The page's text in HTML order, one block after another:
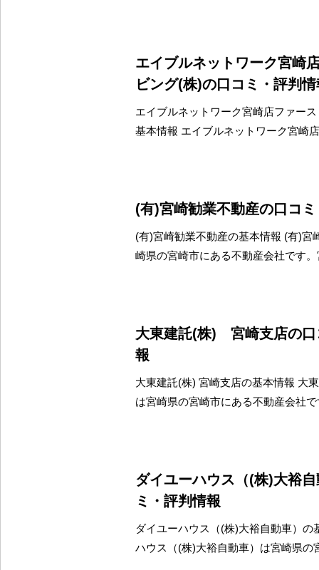
エイブルネットワーク宮崎
ビング(株)の口コミ・評判
エイブルネットワーク宮崎店ファー
基本情報 エイブルネットワーク宮崎
(有)宮崎勧業不動産の口コ
(有)宮崎勧業不動産の基本情報 (有)宮
崎県の宮崎市にある不動産会社です
大東建託(株) 宮崎支店の口
報
大東建託(株) 宮崎支店の基本情報 大
は宮崎県の宮崎市にある不動産会社
ダイユーハウス（(株)大裕
ミ・評判情報
ダイユーハウス（(株)大裕自動車）の
ハウス（(株)大裕自動車）は宮崎県の